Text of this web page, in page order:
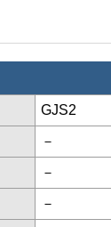
GJS2
－
－
－